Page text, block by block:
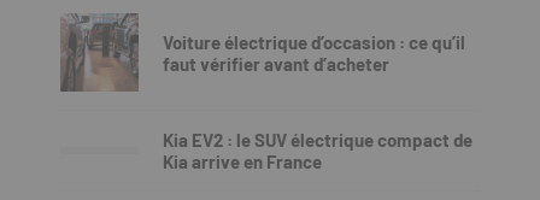
Voiture électrique d’occasion : ce qu’il
faut vérifier avant d’acheter
Kia EV2 : le SUV électrique compact de
Kia arrive en France